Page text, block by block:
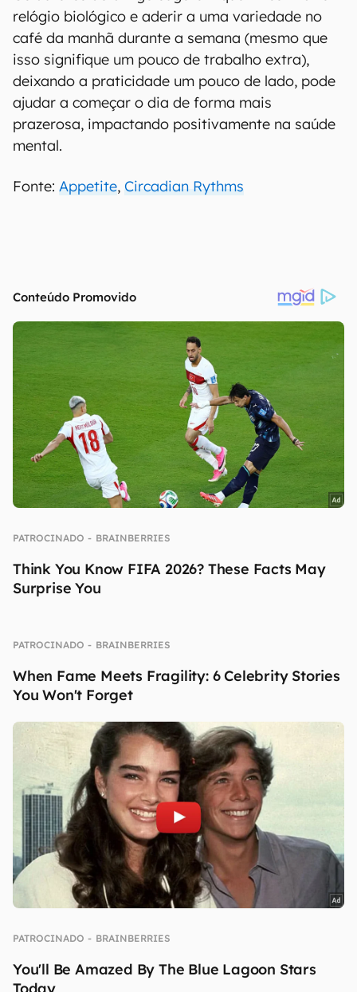
dia, quando os níveis de energia são mais altos,
as pessoas são mais propensas a fazer escolhas
práticas. Mas à medida que o dia avança e a
energia de uma pessoa aumenta e diminui, a
importância da praticidade diminui e a busca
por experiências prazerosas se torna mais
importante.
Os autores do artigo sugerem que ir "contra" o
ajudar a começar o dia de forma mais
prazerosa, impactando positivamente na saúde
mental.
Fonte: Appetite Circadian Rythms